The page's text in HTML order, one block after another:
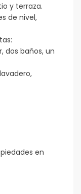
y terraza.
de nivel,
dos baños, un
en